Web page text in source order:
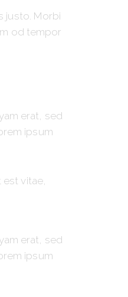
justo. Morbi
od tempor
erat, sed
ipsum
est vitae,
erat, sed
ipsum